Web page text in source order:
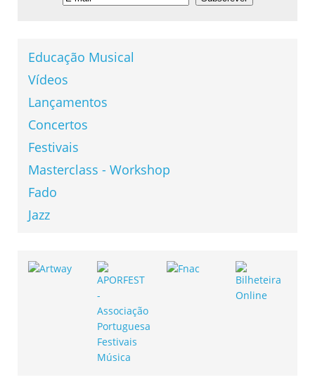
Educação Musical
Vídeos
Lançamentos
Concertos
Festivais
Masterclass - Workshop
Fado
Jazz